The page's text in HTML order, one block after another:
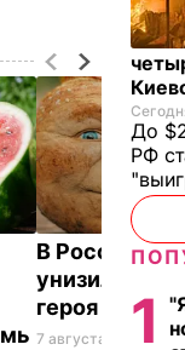
В России
унизили
героя
7 августа, 23.32
До
РФ
1